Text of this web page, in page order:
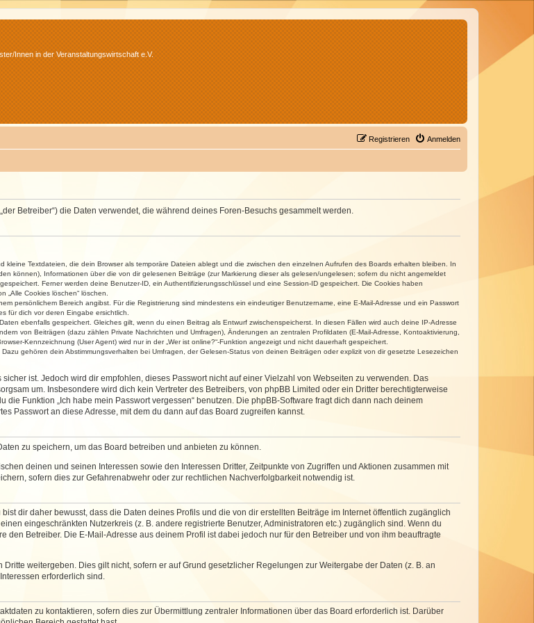
Innen in der Veranstaltungswirtschaft e.V.
Anmelden
Registrieren
Betreiber“) die Daten verwendet, die während deines Foren-Besuchs gesammelt werden.
Textdateien, die dein Browser als temporäre Dateien ablegt und die zwischen den einzelnen Aufrufen des Boards erhalten bleiben. In
können), Informationen über die von dir gelesenen Beiträge (zur Markierung dieser als gelesen/ungelesen; sofern du nicht angemeldet
Ferner werden deine Benutzer-ID, ein Authentifizierungsschlüssel und eine Session-ID gespeichert. Die Cookies haben
„Alle Cookies löschen“ löschen.
persönlichem Bereich angibst. Für die Registrierung sind mindestens ein eindeutiger Benutzername, eine E-Mail-Adresse und ein Passwort
für dich vor deren Eingabe ersichtlich.
ebenfalls gespeichert. Gleiches gilt, wenn du einen Beitrag als Entwurf zwischenspeicherst. In diesen Fällen wird auch deine IP-Adresse
von Beiträgen (dazu zählen Private Nachrichten und Umfragen), Änderungen an zentralen Profildaten (E-Mail-Adresse, Kontoaktivierung,
Kennzeichnung (User Agent) wird nur in der „Wer ist online?“-Funktion angezeigt und nicht dauerhaft gespeichert.
gehören dein Abstimmungsverhalten bei Umfragen, der Gelesen-Status von deinen Beiträgen oder explizit von dir gesetzte Lesezeichen
ist. Jedoch wird dir empfohlen, dieses Passwort nicht auf einer Vielzahl von Webseiten zu verwenden. Das
um. Insbesondere wird dich kein Vertreter des Betreibers, von phpBB Limited oder ein Dritter berechtigterweise
Funktion „Ich habe mein Passwort vergessen“ benutzen. Die phpBB-Software fragt dich dann nach deinem
Passwort an diese Adresse, mit dem du dann auf das Board zugreifen kannst.
zu speichern, um das Board betreiben und anbieten zu können.
deinen und seinen Interessen sowie den Interessen Dritter, Zeitpunkte von Zugriffen und Aktionen zusammen mit
sofern dies zur Gefahrenabwehr oder zur rechtlichen Nachverfolgbarkeit notwendig ist.
dir daher bewusst, dass die Daten deines Profils und die von dir erstellten Beiträge im Internet öffentlich zugänglich
eingeschränkten Nutzerkreis (z. B. andere registrierte Benutzer, Administratoren etc.) zugänglich sind. Wenn du
Betreiber. Die E-Mail-Adresse aus deinem Profil ist dabei jedoch nur für den Betreiber und von ihm beauftragte
weitergeben. Dies gilt nicht, sofern er auf Grund gesetzlicher Regelungen zur Weitergabe der Daten (z. B. an
erforderlich sind.
zu kontaktieren, sofern dies zur Übermittlung zentraler Informationen über das Board erforderlich ist. Darüber